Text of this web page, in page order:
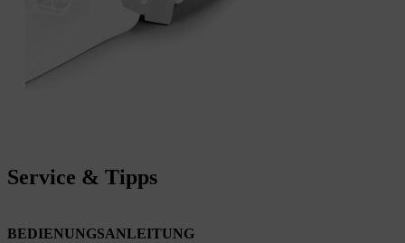
Service & Tipps
BEDIENUNGSANLEITUNG